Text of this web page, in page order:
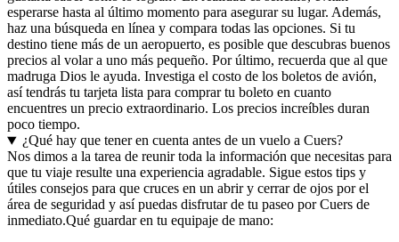
esperarse hasta al último momento para asegurar su lugar. Además,
haz una búsqueda en línea y compara todas las opciones. Si tu
destino tiene más de un aeropuerto, es posible que descubras buenos
precios al volar a uno más pequeño. Por último, recuerda que al que
madruga Dios le ayuda. Investiga el costo de los boletos de avión,
así tendrás tu tarjeta lista para comprar tu boleto en cuanto
encuentres un precio extraordinario. Los precios increíbles duran
poco tiempo.
¿Qué hay que tener en cuenta antes de un vuelo a Cuers?
Nos dimos a la tarea de reunir toda la información que necesitas para
que tu viaje resulte una experiencia agradable. Sigue estos tips y
útiles consejos para que cruces en un abrir y cerrar de ojos por el
área de seguridad y así puedas disfrutar de tu paseo por Cuers de
inmediato.Qué guardar en tu equipaje de mano: